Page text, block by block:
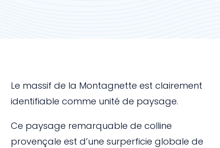
Le massif de la Montagnette est clairement
identifiable comme unité de paysage.
Ce paysage remarquable de colline
provençale est d’une surperficie globale de